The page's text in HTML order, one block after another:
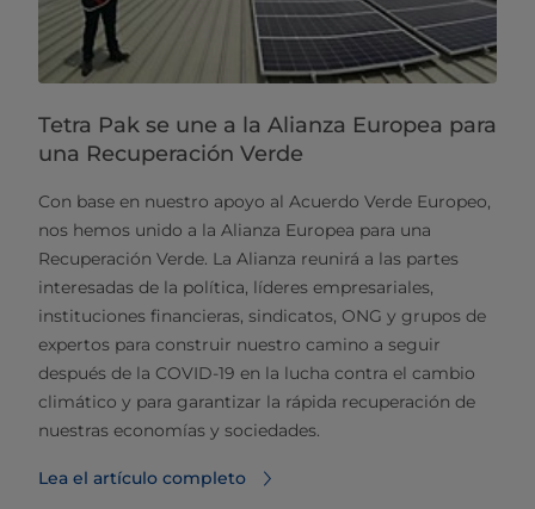
Tetra Pak se une a la Alianza Europea para
una Recuperación Verde
Con base en nuestro apoyo al Acuerdo Verde Europeo,
nos hemos unido a la Alianza Europea para una
Recuperación Verde. La Alianza reunirá a las partes
interesadas de la política, líderes empresariales,
instituciones financieras, sindicatos, ONG y grupos de
expertos para construir nuestro camino a seguir
después de la COVID-19 en la lucha contra el cambio
climático y para garantizar la rápida recuperación de
nuestras economías y sociedades.
Lea el artículo completo